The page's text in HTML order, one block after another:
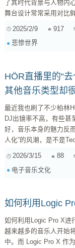
了其时代背景与人物内心的深邃。 一、符号化的空
舞台设计常常采用对比
受到角色的绝望和斗争
戏剧性的道具使用 例如，第二幕中的Barricade（巴里喀德）不仅是抗争的
2025/2/9 917
悲惨世界
HÖR直播里的“
其他音乐类型却
最近我也刷了不少柏林
DJ出镜率不高，有些甚
好，音乐本身的魅力反
人化”的风潮，是不是Techno
之所以能很好地实现“
Techno的核心魅力在
验。它不追求复杂的旋
2026/3/15 88
电子音乐文化
如何利用Logic
如何利用Logic Pro X进行现场表
越来越多的音乐人开始
中。而 Logic Pro X 作